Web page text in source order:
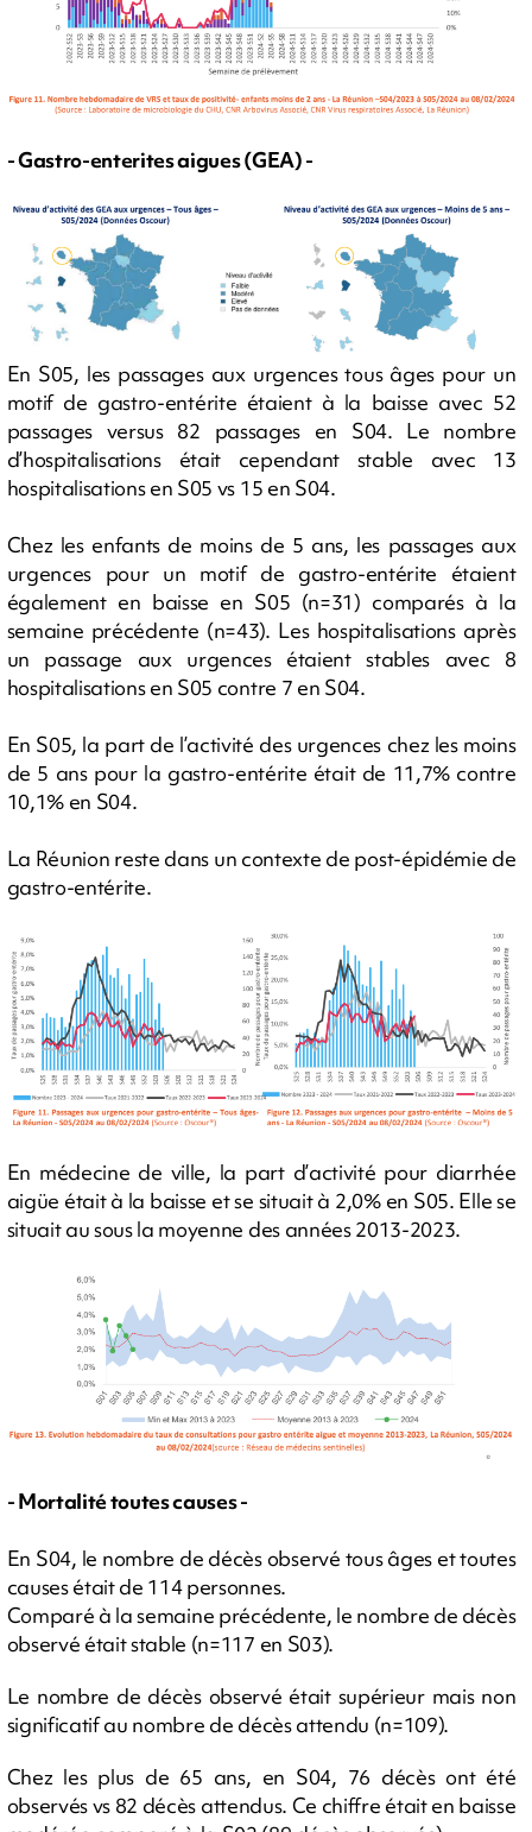
- Gastro-enterites aigues (GEA) -
En S05, les passages aux urgences tous âges pour un
motif de gastro-entérite étaient à la baisse avec 52
passages versus 82 passages en S04. Le nombre
d’hospitalisations était cependant stable avec 13
hospitalisations en S05 vs 15 en S04.
Chez les enfants de moins de 5 ans, les passages aux
urgences pour un motif de gastro-entérite étaient
également en baisse en S05 (n=31) comparés à la
semaine précédente (n=43). Les hospitalisations après
un passage aux urgences étaient stables avec 8
hospitalisations en S05 contre 7 en S04.
En S05, la part de l’activité des urgences chez les moins
de 5 ans pour la gastro-entérite était de 11,7% contre
10,1% en S04.
La Réunion reste dans un contexte de post-épidémie de
gastro-entérite.
En médecine de ville, la part d’activité pour diarrhée
aigüe était à la baisse et se situait à 2,0% en S05. Elle se
situait au sous la moyenne des années 2013-2023.
- Mortalité toutes causes -
En S04, le nombre de décès observé tous âges et toutes
causes était de 114 personnes.
Comparé à la semaine précédente, le nombre de décès
observé était stable (n=117 en S03).
Le nombre de décès observé était supérieur mais non
significatif au nombre de décès attendu (n=109).
Chez les plus de 65 ans, en S04, 76 décès ont été
observés vs 82 décès attendus. Ce chiffre était en baisse